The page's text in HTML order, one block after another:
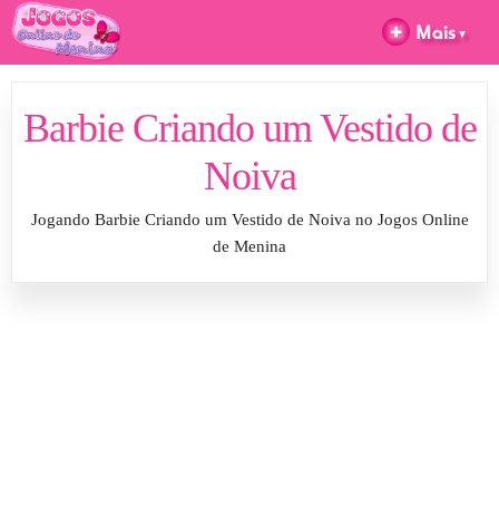
Barbie Criando um Vestido de
Noiva
Jogando Barbie Criando um Vestido de Noiva no Jogos Online
de Menina